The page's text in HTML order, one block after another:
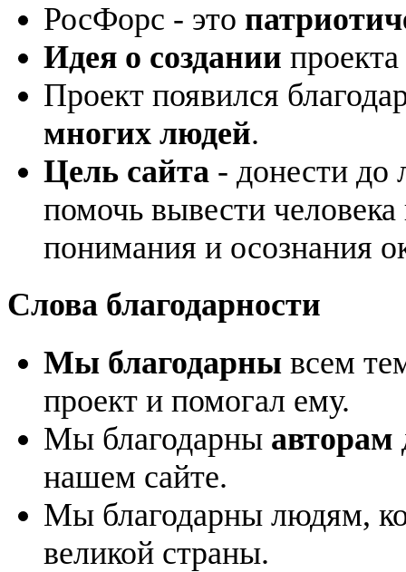
РосФорс - это
Идея о создании
Проект появился
многих людей.
Цель сайта - донести
помочь вывести
понимания и осознания
Слова благодарности
Мы благодарны всем
проект и помогал ему.
Мы благодарны авторам
нашем сайте.
Мы благодарны людям,
великой страны.